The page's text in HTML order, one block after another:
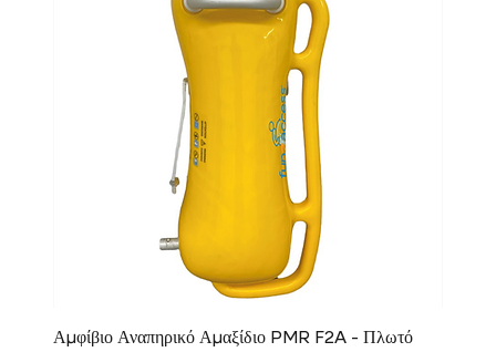
Αμφίβιο Αναπηρικό Αμαξίδιο PMR F2A - Πλωτό